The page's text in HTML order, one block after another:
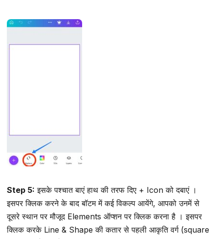
Step 5: इसके पश्चात बाएं हाथ की तरफ दिए + Icon को दबाएं ।
इसपर क्लिक करने के बाद बॉटम में कई विकल्प आयेंगे, आपको उनमें से
दूसरे स्थान पर मौजूद Elements ऑप्शन पर क्लिक करना है । इसपर
क्लिक करके Line & Shape की कतार से पहली आकृति वर्ग (square